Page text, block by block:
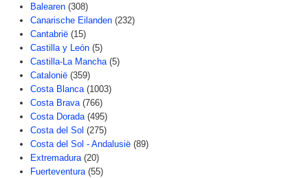
Balearen (308)
Canarische Eilanden (232)
Cantabrië (15)
Castilla y León (5)
Castilla-La Mancha (5)
Catalonië (359)
Costa Blanca (1003)
Costa Brava (766)
Costa Dorada (495)
Costa del Sol (275)
Costa del Sol - Andalusië (89)
Extremadura (20)
Fuerteventura (55)